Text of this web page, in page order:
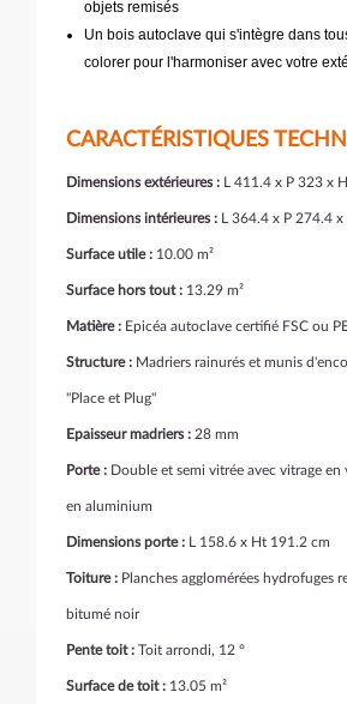
objets remisés
Un bois autoclave qui s'intègre dans
colorer pour l'harmoniser avec votre
CARACTÉRISTIQUES
Dimensions extérieures : L 411.4 x P 323 x
Dimensions intérieures : L 364.4 x P 274.4
Surface utile : 10.00 m²
Surface hors tout : 13.29 m²
Matière : Epicéa autoclave certifié FSC ou
Structure : Madriers rainurés et munis
"Place et Plug"
Epaisseur madriers : 28 mm
Porte : Double et semi vitrée avec vitrage en
en aluminium
Dimensions porte : L 158.6 x Ht 191.2 cm
Toiture : Planches agglomérées hydrofuges
bitumé noir
Pente toit : Toit arrondi, 12 °
Surface de toit : 13.05 m²